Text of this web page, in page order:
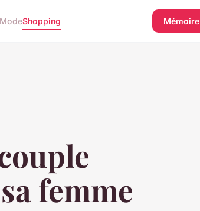
Shopping
femme